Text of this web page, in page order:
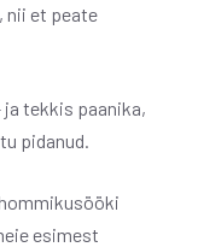
nii et peate
ja tekkis paanika,
pidanud.
esimest